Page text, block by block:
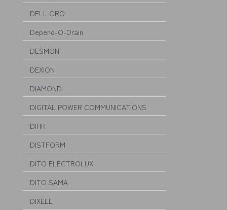
DELL ORO
Depend-O-Drain
DESMON
DEXION
DIAMOND
DIGITAL POWER COMMUNICATIONS
DIHR
DISTFORM
DITO ELECTROLUX
DITO SAMA
DIXELL